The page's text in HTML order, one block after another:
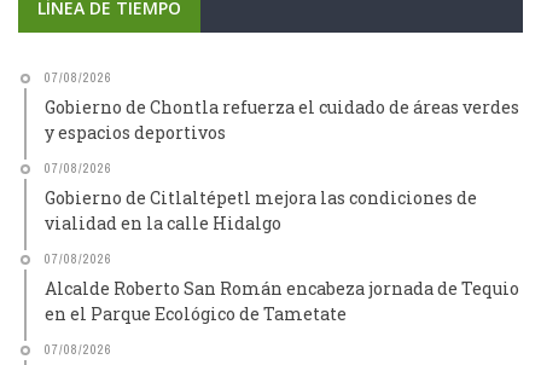
LÍNEA DE TIEMPO
07/08/2026
Gobierno de Chontla refuerza el cuidado de áreas verdes
y espacios deportivos
07/08/2026
Gobierno de Citlaltépetl mejora las condiciones de
vialidad en la calle Hidalgo
07/08/2026
Alcalde Roberto San Román encabeza jornada de Tequio
en el Parque Ecológico de Tametate
07/08/2026